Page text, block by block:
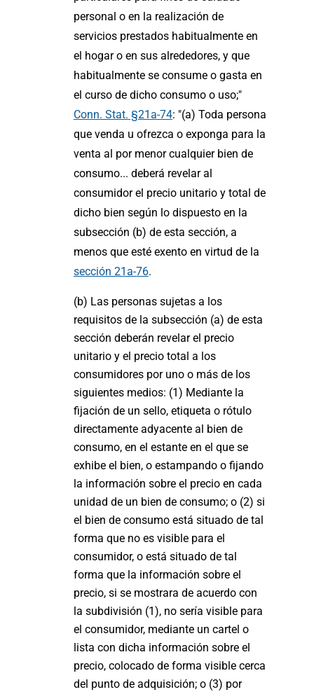
personal o en la realización de
servicios prestados habitualmente en
el hogar o en sus alrededores, y que
habitualmente se consume o gasta en
el curso de dicho consumo o uso;"
Conn. Stat. §21a-74: "(a) Toda persona
que venda u ofrezca o exponga para la
venta al por menor cualquier bien de
consumo... deberá revelar al
consumidor el precio unitario y total de
dicho bien según lo dispuesto en la
subsección (b) de esta sección, a
menos que esté exento en virtud de la
sección 21a-76.
(b) Las personas sujetas a los
requisitos de la subsección (a) de esta
sección deberán revelar el precio
unitario y el precio total a los
consumidores por uno o más de los
siguientes medios: (1) Mediante la
fijación de un sello, etiqueta o rótulo
directamente adyacente al bien de
consumo, en el estante en el que se
exhibe el bien, o estampando o fijando
la información sobre el precio en cada
unidad de un bien de consumo; o (2) si
el bien de consumo está situado de tal
forma que no es visible para el
consumidor, o está situado de tal
forma que la información sobre el
precio, si se mostrara de acuerdo con
la subdivisión (1), no sería visible para
el consumidor, mediante un cartel o
lista con dicha información sobre el
precio, colocado de forma visible cerca
del punto de adquisición; o (3) por